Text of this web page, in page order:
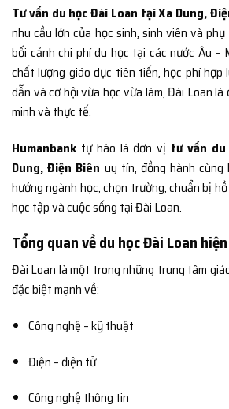
Tư vấn du học Đài Loan tại Xa Dung,
nhu cầu lớn của học sinh, sinh viên và
bối cảnh chi phí du học tại các nước Âu –
chất lượng giáo dục tiên tiến, học phí hợp
dẫn và cơ hội vừa học vừa làm, Đài Loan
minh và thực tế.
Humanbank tự hào là đơn vị tư vấn
Dung, Điện Biên uy tín, đồng hành
hướng ngành học, chọn trường, chuẩn bị
học tập và cuộc sống tại Đài Loan.
Tổng quan về du học Đài Loan
Đài Loan là một trong những trung tâm
đặc biệt mạnh về:
Công nghệ – kỹ thuật
Điện – điện tử
Công nghệ thông tin